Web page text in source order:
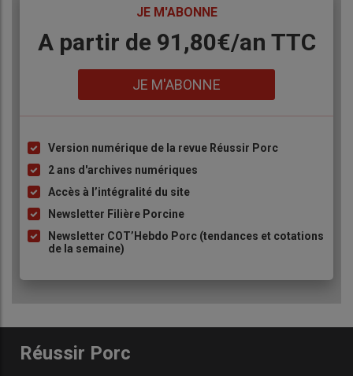
JE M'ABONNE
Body
A partir de 91,80€/an​ TTC
JE M'ABONNE
Liste
à
puce
Version numérique de la revue Réussir Porc
2 ans d'archives numériques
Accès à l’intégralité du site
Newsletter Filière Porcine
Newsletter COT’Hebdo Porc (tendances et cotations
de la semaine)
Réussir Porc